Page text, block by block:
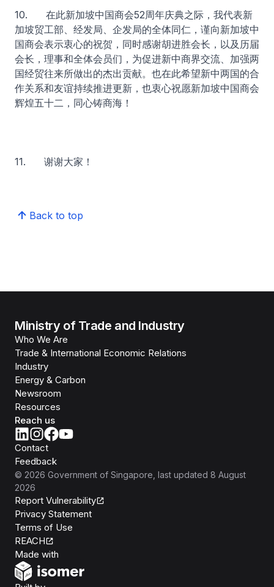
10. 在此新加坡中国商会52周年庆典之际，我代表新
加坡贸工部、经发局、企发局的全体同仁，谨向新加坡中
国商会表示衷心的祝贺，同时感谢胡进胜会长，以及历届
会长，理事和全体会员们，为促进新中商界交流、加强两
国经贸往来所做出的杰出贡献。也在此希望新中两国的合
作关系和友谊持续推进更新，也衷心祝愿新加坡中国商会
辉煌五十二，同心铸商海！
11. 谢谢大家！
Back to top
Ministry of Trade and Industry
Who We Are
Trade & International Economic Relations
Industry
Energy & Carbon
Newsroom
Resources
Reach us
Contact
Feedback
© 2026 Government of Singapore , last updated 8 August
2026
Report Vulnerability
Privacy Statement
Terms of Use
REACH
Made with